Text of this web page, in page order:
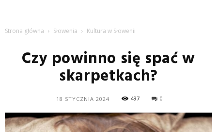
Strona główna Słowenia Kultura w Słowenii
Czy powinno się spać w
skarpetkach?
18 STYCZNIA 2024 497 0